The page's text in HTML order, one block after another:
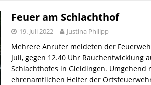
Feuer am Schlachthof
19. Juli 2022 Justina Philipp
Mehrere Anrufer meldeten der
Juli, gegen 12.40 Uhr Rauchentwicklung
Schlachthofes in Gleidingen. Umgehend
ehrenamtlichen Helfer der